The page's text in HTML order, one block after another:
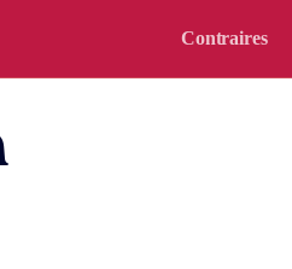
Contraires